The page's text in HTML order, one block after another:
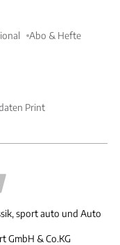
Abo & Hefte
Print
sport auto und Auto
GmbH & Co.KG